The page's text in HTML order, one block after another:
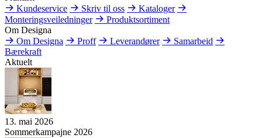
Kundeservice
Skriv til oss
Kataloger
Monteringsveiledninger
Produktsortiment
Om Designa
Om Designa
Proff Leverandører
Samarbeid
Bærekraft
Aktuelt
13. mai 2026
Sommerkampajne 2026